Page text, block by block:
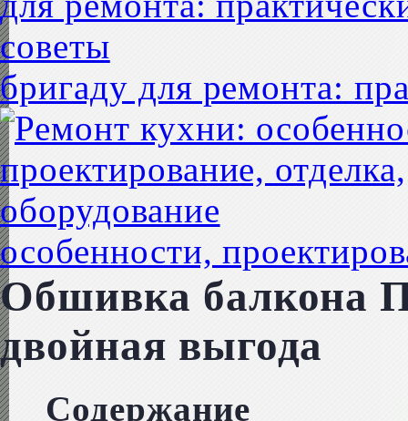
бригаду для ремонта:
особенности,
Обшивка балкона
двойная выгода
Содержание